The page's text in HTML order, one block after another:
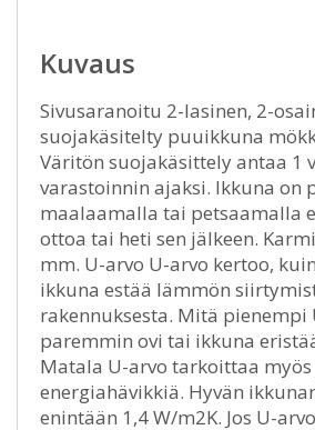
Kuvaus
Sivusaranoitu 2-lasinen, 2-
suojakäsitelty puuikkuna
Väritön suojakäsittely antaa 1
varastoinnin ajaksi. Ikkuna on
maalaamalla tai petsaamalla
ottoa tai heti sen jälkeen.
mm. U-arvo U-arvo kertoo,
ikkuna estää lämmön
rakennuksesta. Mitä pienempi
paremmin ovi tai ikkuna
Matala U-arvo tarkoittaa
energiahävikkiä. Hyvän
enintään 1,4 W/m2K. Jos U-